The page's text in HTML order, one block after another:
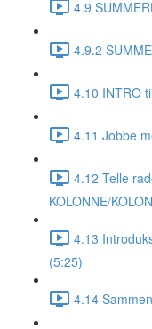
4.9
4.9.2
4.10 INTRO
4.11 Jobbe
4.12 Telle
KOLONNE/
4.13
(5:25)
4.14